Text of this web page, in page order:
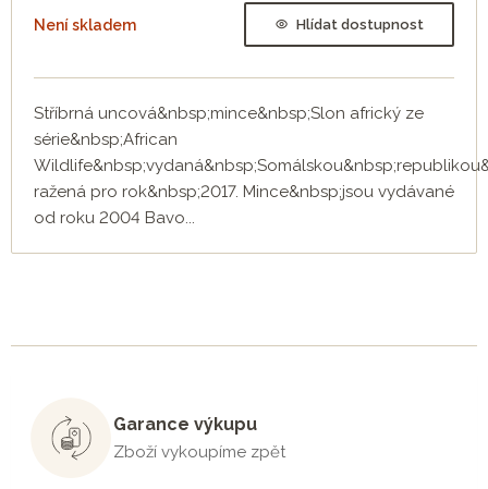
Není skladem Hlídat dostupnost
Stříbrná uncová&nbsp;mince&nbsp;Slon africký ze
série&nbsp;African
ražená pro rok&nbsp;2017. Mince&nbsp;jsou vydávané
od roku 2004 Bavo...
Garance výkupu
Zboží vykoupíme zpět